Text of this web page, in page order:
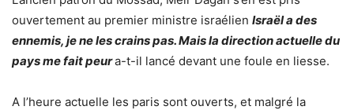
ouvertement au premier ministre israélien Israël a des
ennemis, je ne les crains pas. Mais la direction actuelle du
pays me fait peura-t-il lancé devant une foule en liesse.
A l’heure actuelle les paris sont ouverts, et malgré la